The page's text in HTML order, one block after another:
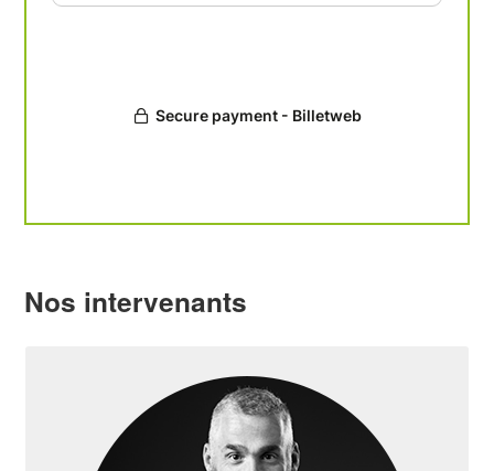
Nos intervenants
EN SAVOIR PLUS